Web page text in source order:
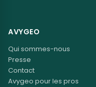
AVYGEO
Qui sommes-nous
Presse
Contact
Avygeo pour les pros